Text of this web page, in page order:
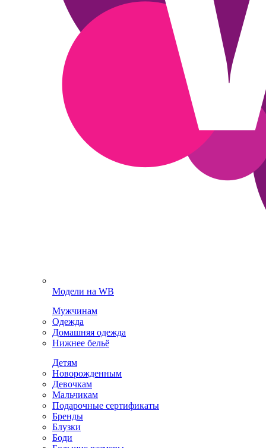
Модели на WB
Мужчинам
Одежда
Домашняя одежда
Нижнее бельё
Детям
Новорожденным
Девочкам
Мальчикам
Подарочные сертификаты
Бренды
Блузки
Боди